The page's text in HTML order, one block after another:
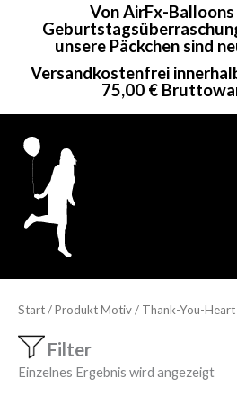
Von AirFx-
unsere Päckchen sind
Versandkostenfrei
75,00 €
Start/ Produkt Motiv / Thank-You-Heart
Filter
Einzelnes Ergebnis wird angezeigt